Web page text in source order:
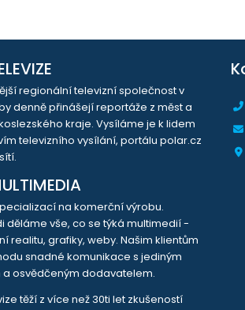
regionální televizní společnost v
denně přinášejí reportáže z měst a
kraje. Vysíláme je k lidem
televizního vysílání, portálu polar.cz
na komerční výrobu.
děláme vše, co se týká multimedií -
realitu, grafiky, weby. Našim klientům
snadné komunikace s jediným
a osvědčeným dodavatelem.
těží z více než 30ti let zkušeností